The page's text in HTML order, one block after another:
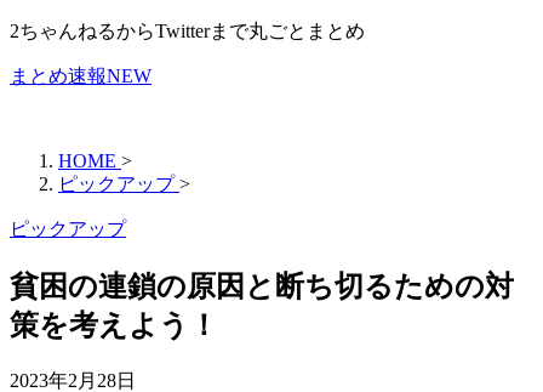
2ちゃんねるからTwitterまで丸ごとまとめ
まとめ速報NEW
HOME >
ピックアップ >
ピックアップ
貧困の連鎖の原因と断ち切るための対
策を考えよう！
2023年2月28日